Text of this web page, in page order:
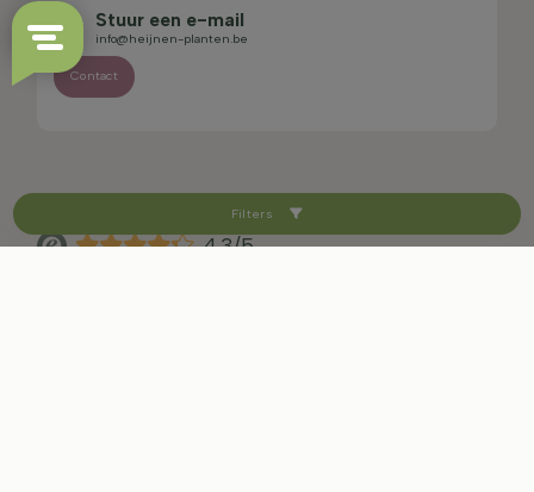
Filters
Stuur een e-mail
info@heijnen-planten.be
Contact
4.3/5